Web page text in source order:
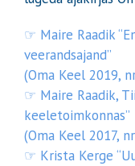
☞ Maire Raadik
veerandsajand”
(Oma Keel 2019,
☞ Maire Raadik,
keeletoimkonnas”
(Oma Keel 2017,
☞ Krista Kerge